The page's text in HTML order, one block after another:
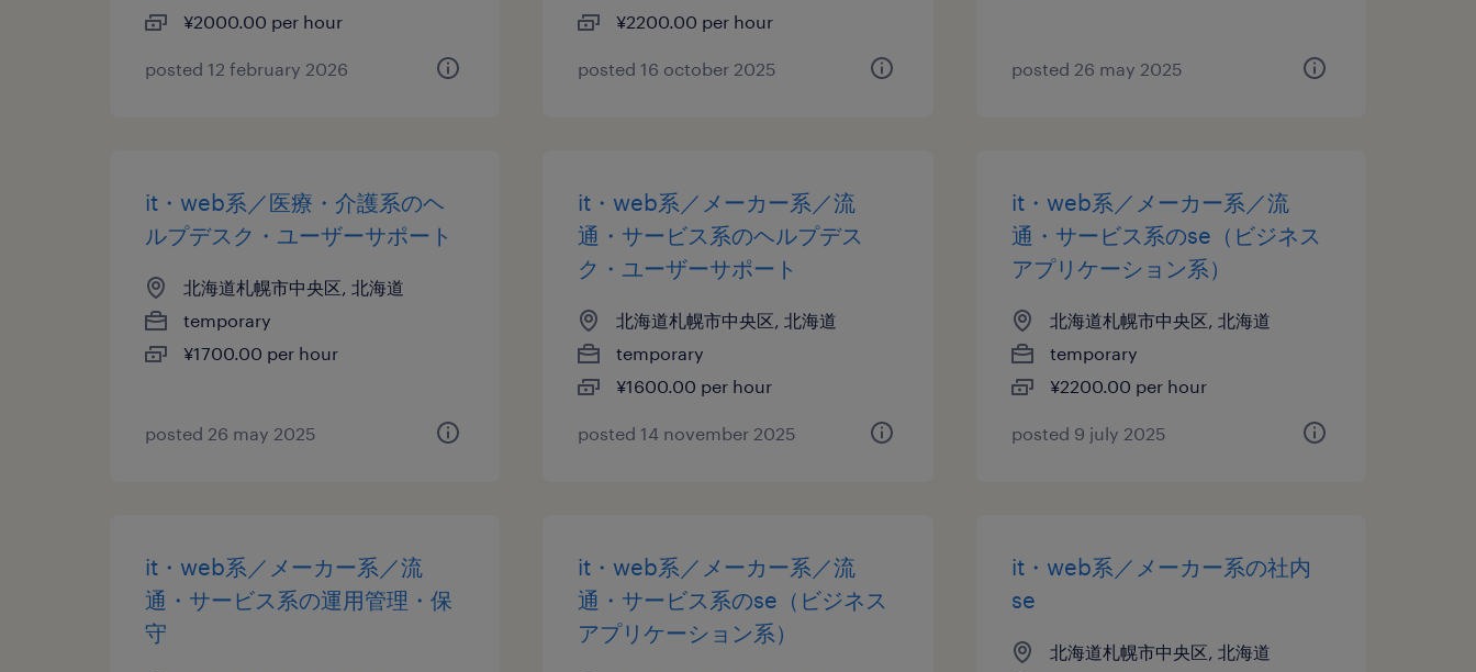
¥2000.00 per hour
posted 12 february 2026
¥2200.00 per hour
posted 16 october 2025 posted 26 may 2025
it・web系／医療・介護系のヘ
ルプデスク・ユーザーサポート
北海道札幌市中央区, 北海道
temporary
¥1700.00 per hour
posted 26 may 2025
it・web系／メーカー系／流
通・サービス系のヘルプデス
ク・ユーザーサポート
北海道札幌市中央区, 北海道
temporary
¥1600.00 per hour
posted 14 november 2025
it・web系／メーカー系／流
通・サービス系のse（ビジネス
アプリケーション系）
北海道札幌市中央区, 北海道
temporary
¥2200.00 per hour
posted 9 july 2025
it・web系／メーカー系／流
通・サービス系の運用管理・保
守
it・web系／メーカー系／流
通・サービス系のse（ビジネス
アプリケーション系）
it・web系／メーカー系の社内
se
北海道札幌市中央区, 北海道